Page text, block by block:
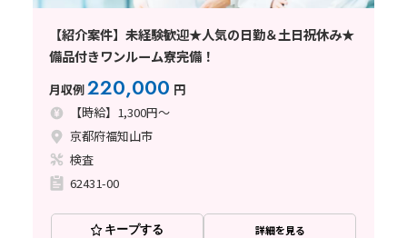
【紹介案件】未経験歓迎★人気の日勤＆土日祝休み★
備品付きワンルーム寮完備！
月収例220,000 円
【時給】1,300円～
京都府福知山市
検査
62431-00
キープする 詳細を見る